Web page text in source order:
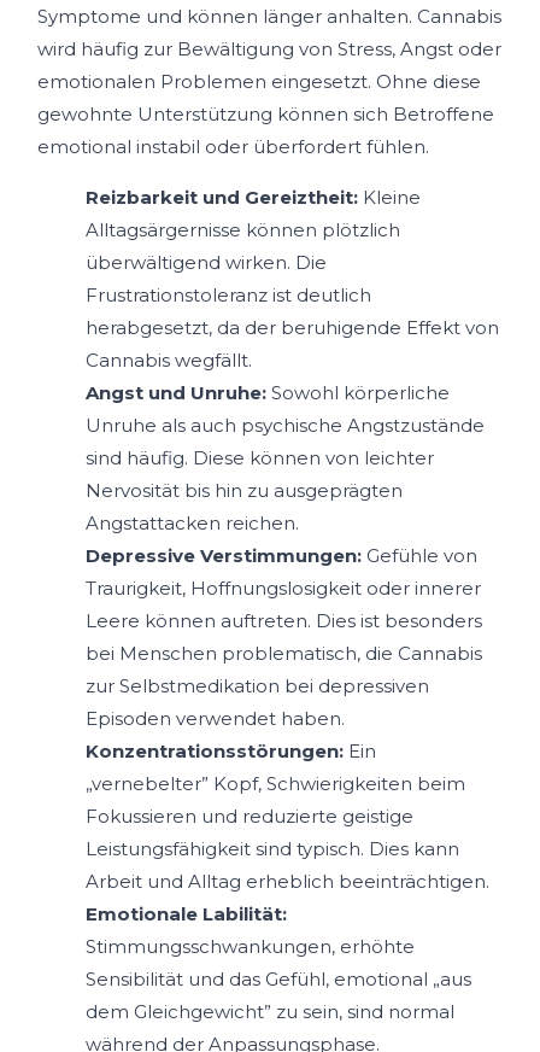
Symptome und können länger anhalten. Cannabis
wird häufig zur Bewältigung von Stress, Angst oder
emotionalen Problemen eingesetzt. Ohne diese
gewohnte Unterstützung können sich Betroffene
emotional instabil oder überfordert fühlen.
Reizbarkeit und Gereiztheit: Kleine
Alltagsärgernisse können plötzlich
überwältigend wirken. Die
Frustrationstoleranz ist deutlich
herabgesetzt, da der beruhigende Effekt von
Cannabis wegfällt.
Angst und Unruhe: Sowohl körperliche
Unruhe als auch psychische Angstzustände
sind häufig. Diese können von leichter
Nervosität bis hin zu ausgeprägten
Angstattacken reichen.
Depressive Verstimmungen: Gefühle von
Traurigkeit, Hoffnungslosigkeit oder innerer
Leere können auftreten. Dies ist besonders
bei Menschen problematisch, die Cannabis
zur Selbstmedikation bei depressiven
Episoden verwendet haben.
Konzentrationsstörungen: Ein
„vernebelter” Kopf, Schwierigkeiten beim
Fokussieren und reduzierte geistige
Leistungsfähigkeit sind typisch. Dies kann
Arbeit und Alltag erheblich beeinträchtigen.
Emotionale Labilität:
Stimmungsschwankungen, erhöhte
Sensibilität und das Gefühl, emotional „aus
dem Gleichgewicht” zu sein, sind normal
während der Anpassungsphase.